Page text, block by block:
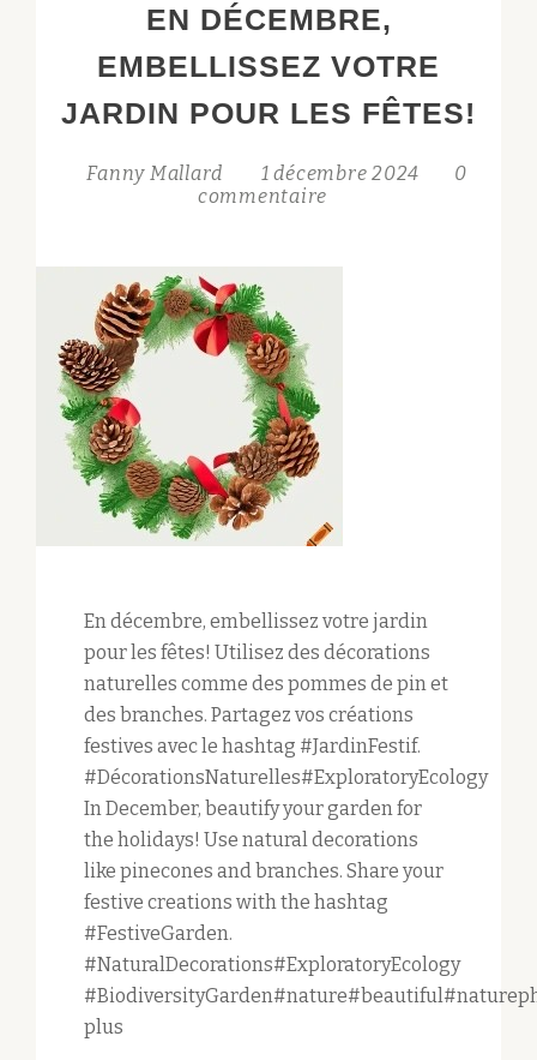
JARDIN!
EN DÉCEMBRE,
EMBELLISSEZ VOTRE
JARDIN POUR LES FÊTES!
Fanny Mallard 1 décembre 2024
0
commentaire
En décembre, embellissez votre jardin
pour les fêtes! Utilisez des décorations
naturelles comme des pommes de pin et
des branches. Partagez vos créations
festives avec le hashtag #JardinFestif.
#DécorationsNaturelles#ExploratoryEcology
In December, beautify your garden for
the holidays! Use natural decorations
like pinecones and branches. Share your
festive creations with the hashtag
#FestiveGarden.
#NaturalDecorations#ExploratoryEcology
plus